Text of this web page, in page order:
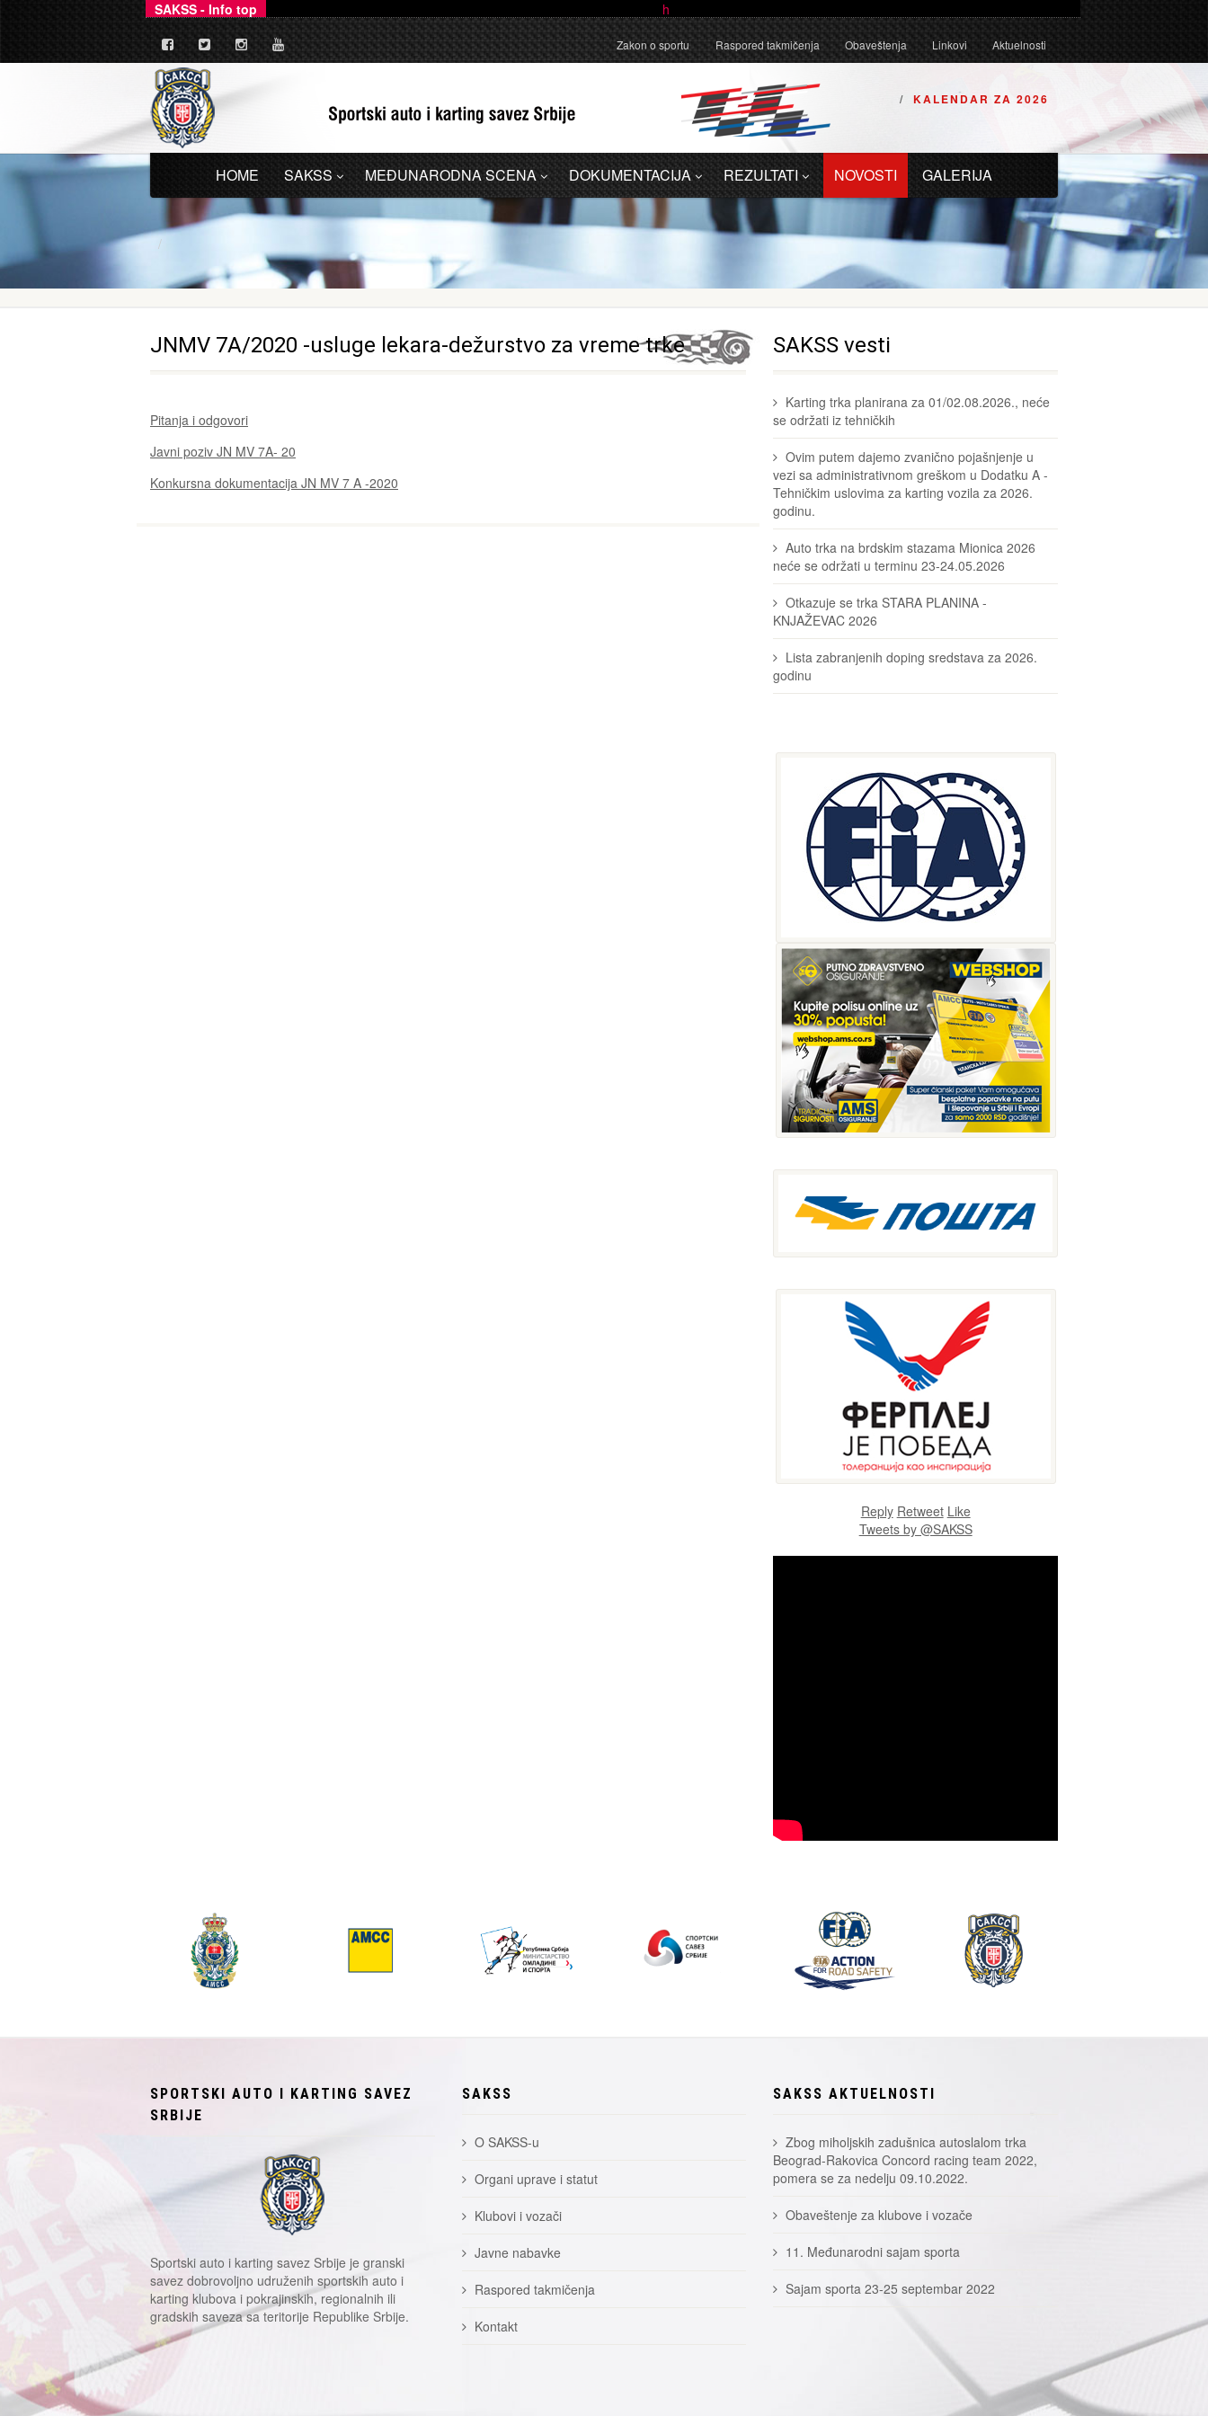
SAKSS - Info top Ovim putem dajemo zvanično pojašnjenje u vezi sa administrativnom greškom u Dodatku A - Tehničkim uslovima za karting vozila za 2026. godinu.
Zakon o sportu Raspored takmičenja Obaveštenja Linkovi Aktuelnosti
KALENDAR ZA 2026
HOME SAKSS MEĐUNARODNA SCENA DOKUMENTACIJA REZULTATI NOVOSTI GALERIJA
JNMV 7A/2020 -usluge lekara-dežurstvo za vreme trke
Pitanja i odgovori
Javni poziv JN MV 7A- 20
Konkursna dokumentacija JN MV 7 A -2020
SAKSS vesti
Karting trka planirana za 01/02.08.2026., neće
se održati iz tehničkih
Ovim putem dajemo zvanično pojašnjenje u
vezi sa administrativnom greškom u Dodatku A -
Tehničkim uslovima za karting vozila za 2026.
godinu.
Auto trka na brdskim stazama Mionica 2026
neće se održati u terminu 23-24.05.2026
Otkazuje se trka STARA PLANINA -
KNJAŽEVAC 2026
Lista zabranjenih doping sredstava za 2026.
godinu
Reply Retweet Like
Tweets by @SAKSS
SPORTSKI AUTO I KARTING SAVEZ
SRBIJE
Sportski auto i karting savez Srbije je granski
savez dobrovoljno udruženih sportskih auto i
karting klubova i pokrajinskih, regionalnih ili
gradskih saveza sa teritorije Republike Srbije.
SAKSS
O SAKSS-u
Organi uprave i statut
Klubovi i vozači
Javne nabavke
Raspored takmičenja
Kontakt
SAKSS AKTUELNOSTI
Zbog miholjskih zadušnica autoslalom trka
Beograd-Rakovica Concord racing team 2022,
pomera se za nedelju 09.10.2022.
Obaveštenje za klubove i vozače
11. Međunarodni sajam sporta
Sajam sporta 23-25 septembar 2022